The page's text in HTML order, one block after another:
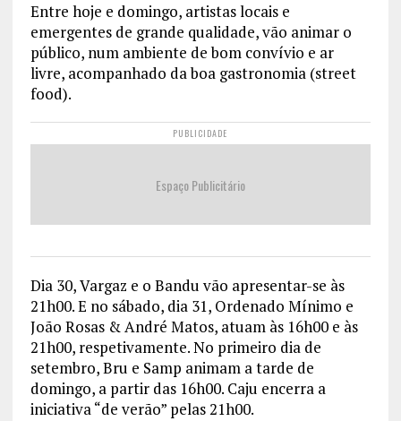
Entre hoje e domingo, artistas locais e
emergentes de grande qualidade, vão animar o
público, num ambiente de bom convívio e ar
livre, acompanhado da boa gastronomia (street
food).
PUBLICIDADE
Espaço Publicitário
Dia 30, Vargaz e o Bandu vão apresentar-se às
21h00. E no sábado, dia 31, Ordenado Mínimo e
João Rosas & André Matos, atuam às 16h00 e às
21h00, respetivamente. No primeiro dia de
setembro, Bru e Samp animam a tarde de
domingo, a partir das 16h00. Caju encerra a
iniciativa “de verão” pelas 21h00.